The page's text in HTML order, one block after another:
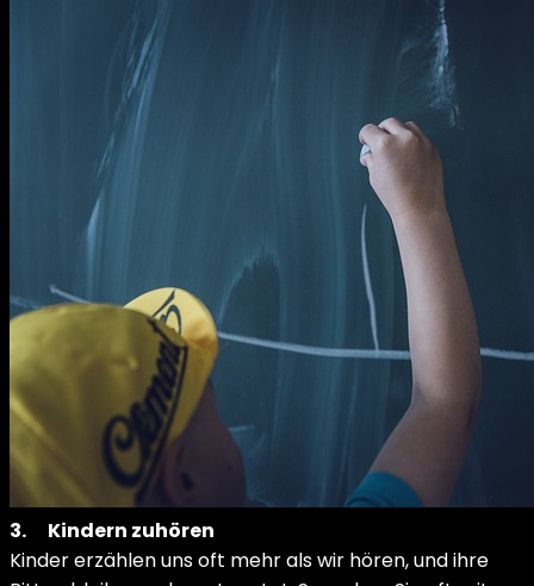
3. Kindern zuhören
Kinder erzählen uns oft mehr als wir hören, und ihre